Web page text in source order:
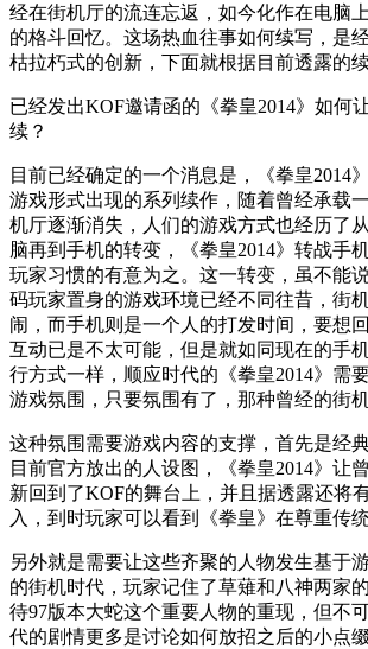
经在街机厅的流连忘返，如今化作在电脑
的格斗回忆。这场热血往事如何续写，是
枯拉朽式的创新，下面就根据目前透露的
已经发出KOF邀请函的《拳皇2014》如何
续？
目前已经确定的一个消息是，《拳皇2014
游戏形式出现的系列续作，随着曾经承载
机厅逐渐消失，人们的游戏方式也经历了
脑再到手机的转变，《拳皇2014》转战手
玩家习惯的有意为之。这一转变，虽不能
码玩家置身的游戏环境已经不同往昔，街
闹，而手机则是一个人的打发时间，要想
互动已是不太可能，但是就如同现在的手
行方式一样，顺应时代的《拳皇2014》需
游戏氛围，只要氛围有了，那种曾经的街
这种氛围需要游戏内容的支撑，首先是经
目前官方放出的人设图，《拳皇2014》让
新回到了KOF的舞台上，并且据透露还将
入，到时玩家可以看到《拳皇》在尊重传
另外就是需要让这些齐聚的人物发生基于
的街机时代，玩家记住了草薙和八神两家
待97版本大蛇这个重要人物的重现，但不
代的剧情更多是讨论如何放招之后的小点